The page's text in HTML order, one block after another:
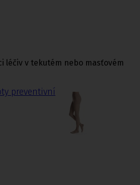
preventivní
léčiv v tekutém nebo masťovém